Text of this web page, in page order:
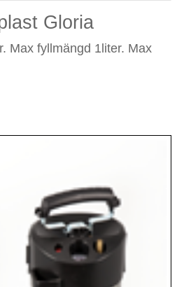
Gloria
Max fyllmängd 1liter. Max